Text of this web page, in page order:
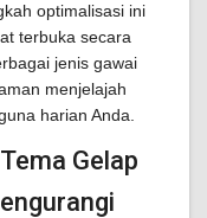
optimalisasi ini
terbuka secara
jenis gawai
menjelajah
harian Anda.
Gelap